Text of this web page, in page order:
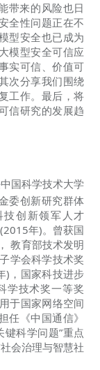
带来的风险也日
全性问题正在不
型安全也已成为
模型安全可信应
实可信、价值可
次分享我们围绕
工作。最后，将
信研究的发展趋
国科学技术大学
委创新研究群体
技创新领军人才
年)。曾获国
教育部技术发明
学会科学技术奖
)，国家科技进步
学技术奖一等奖
于国家网络空间
任《中国通信》
科学问题”重点
会治理与智慧社